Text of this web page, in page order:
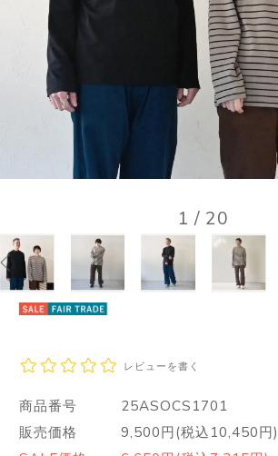
1 / 20
レビューを書く
商品番号
25ASOCS1701
販売価格
9,500円(税込10,450円)